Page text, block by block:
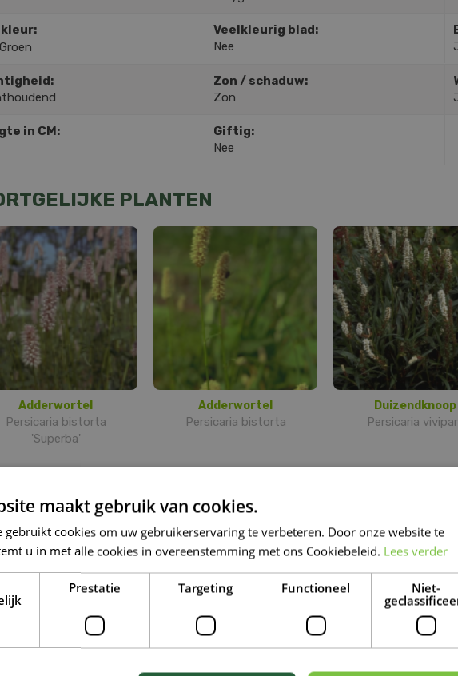
Groen
Veelkleurig blad:
Nee
Zon / schaduw:
Zon
in CM:
Giftig:
Nee
PLANTEN
Adderwortel
Persicaria bistorta
'Superba'
Adderwortel
Persicaria bistorta
Duizendknoop
Persicaria
Duizendknoop Duizendknoop Duizendknoop
maakt gebruik van cookies.
gebruikt cookies om uw gebruikerservaring te verbeteren. Door onze website te
u in met alle cookies in overeenstemming met ons Cookiebeleid. Lees verder
Prestatie Targeting Functioneel
Niet-